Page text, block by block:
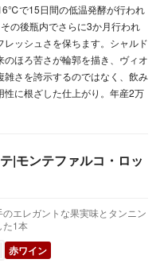
で15日間の低温発酵が行われ
の後瓶内でさらに3か月行われ
ッシュさを保ちます。シャルド
ほろ苦さが輪郭を描き、ヴィオ
雑さを誇示するのではなく、飲み
に根ざした仕上がり。年産2万
|モンテファルコ・ロッ
エレガントな果実味とタンニン
た1本
赤ワイン